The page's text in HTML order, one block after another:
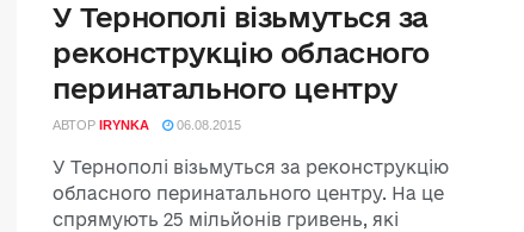
У Тернополі візьмуться за
реконструкцію обласного
перинатального центру
АВТОР IRYNKA 06.08.2015
У Тернополі візьмуться за реконструкцію
обласного перинатального центру. На це
спрямують 25 мільйонів гривень, які